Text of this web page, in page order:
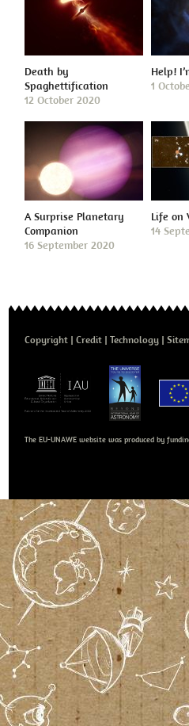
Death by
Spaghettification
12 October 2020
Help!
1
A Surprise Planetary
Companion
16 September 2020
Life on
14
Copyright Credit Technology
The EU-UNAWE website was produced by